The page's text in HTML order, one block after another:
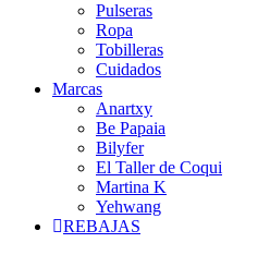
Pulseras
Ropa
Tobilleras
Cuidados
Marcas
Anartxy
Be Papaia
Bilyfer
El Taller de Coqui
Martina K
Yehwang
REBAJAS